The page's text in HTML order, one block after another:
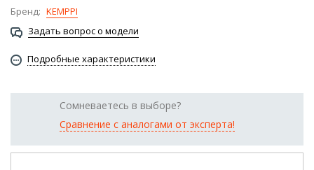
Бренд: KEMPPI
Задать вопрос о модели
Подробные характеристики
Сомневаетесь в выборе?
Сравнение с аналогами от эксперта!